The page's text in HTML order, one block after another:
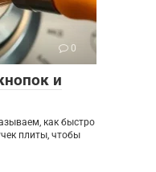
0
и
как быстро
плиты, чтобы